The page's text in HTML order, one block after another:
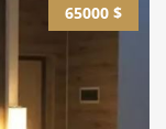
65000 $